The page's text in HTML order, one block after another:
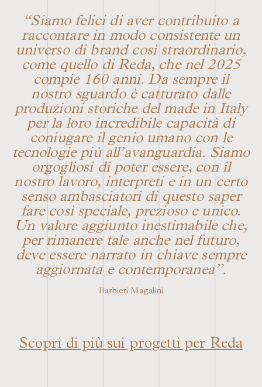
“Siamo felici di aver contribuito a
raccontare in modo consistente un
universo di brand così straordinario,
come quello di Reda, che nel 2025
compie 160 anni. Da sempre il
nostro sguardo è catturato dalle
produzioni storiche del made in Italy
per la loro incredibile capacità di
coniugare il genio umano con le
tecnologie più all’avanguardia. Siamo
orgogliosi di poter essere, con il
nostro lavoro, interpreti e in un certo
senso ambasciatori di questo saper
fare così speciale, prezioso e unico.
Un valore aggiunto inestimabile che,
per rimanere tale anche nel futuro,
deve essere narrato in chiave sempre
aggiornata e contemporanea”.
Barbieri Magalini
Scopri di più sui progetti per Reda